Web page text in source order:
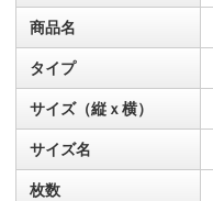
商品名
タイプ
サイズ（縦ｘ横）
サイズ名
枚数